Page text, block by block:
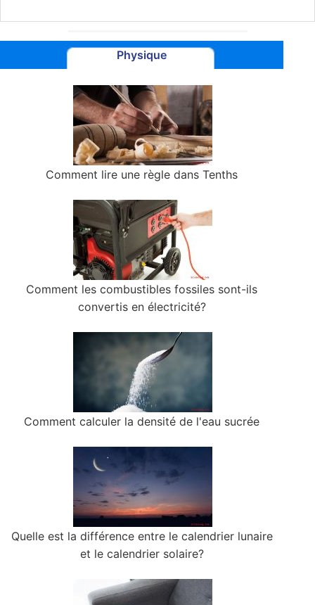
Physique
Comment lire une règle dans Tenths
Comment les combustibles fossiles sont-ils
convertis en électricité?
Comment calculer la densité de l'eau sucrée
Quelle est la différence entre le calendrier lunaire
et le calendrier solaire?